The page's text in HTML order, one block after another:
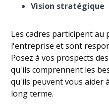
Vision stratégique
Les cadres participent au
l'entreprise et sont
Posez à vos prospects
qu'ils comprennent les
qu'ils peuvent vous aider
long terme.